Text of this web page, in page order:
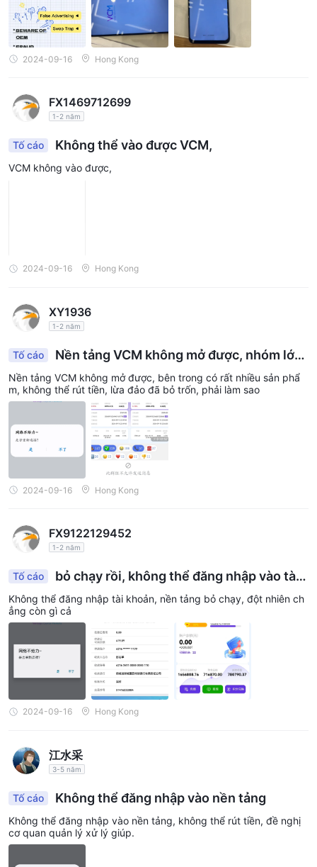
2024-09-16 Hong Kong
FX1469712699
1-2 năm
Tố cáo Không thể vào được VCM,
VCM không vào được,
2024-09-16 Hong Kong
XY1936
1-2 năm
Tố cáo
Nền tảng VCM không mở được, nhóm lớn
cũng đóng, cấm nói
Nền tảng VCM không mở được, bên trong có rất nhiều sản phẩ
m, không thể rút tiền, lừa đảo đã bỏ trốn, phải làm sao
2024-09-16 Hong Kong
FX9122129452
1-2 năm
Tố cáo
bỏ chạy rồi, không thể đăng nhập vào tài
khoản
Không thể đăng nhập tài khoản, nền tảng bỏ chạy, đột nhiên ch
ẳng còn gì cả
2024-09-16 Hong Kong
江水采
3-5 năm
Tố cáo Không thể đăng nhập vào nền tảng
Không thể đăng nhập vào nền tảng, không thể rút tiền, đề nghị
cơ quan quản lý xử lý giúp.